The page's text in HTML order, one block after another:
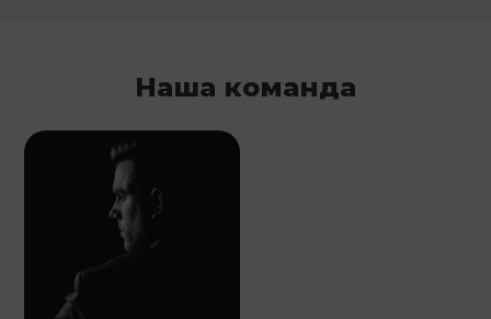
Наша команда